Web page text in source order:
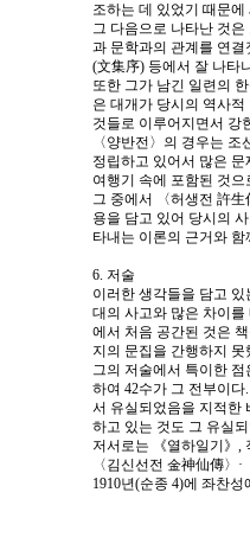
조하는 데 있었기 때문
그 다음으로 나타난 것
과 문학과의 관계를 연
(文集序) 등에서 잘 나타
또한 그가 남긴 일련의
은 대개가 당시의 역사
것들로 이루어지면서 강
〈양반전〉의 경우는
정립하고 있어서 많은
여행기 속에 포함된 것
그 중에서 〈허생전 許
용을 담고 있어 당시의
타내는 이론의 근거와
6. 저술
이러한 생각들을 담고
대의 사고와 많은 차이를
에서 처음 공간된 것은
지의 문집을 간행하지
그의 저술에서 특이한
하여 42수가 그 전부이
서 유실되었음을 지적한
하고 있는 것도 그 유실
저서로는 《열하일기》,
〈김신선전 金神仙傳〉
1910년(순종 4)에 좌찬